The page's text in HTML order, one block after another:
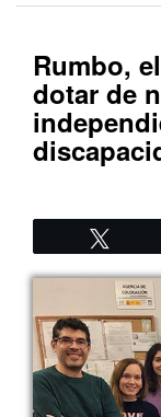
Rumbo,
dotar de